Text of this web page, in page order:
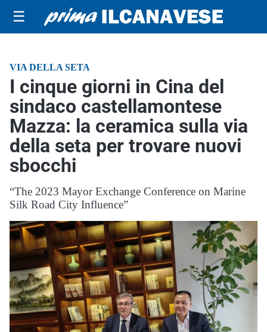
☰
VIA DELLA SETA
I cinque giorni in Cina del
sindaco castellamontese
Mazza: la ceramica sulla via
della seta per trovare nuovi
sbocchi
“The 2023 Mayor Exchange Conference on Marine
Silk Road City Influence”